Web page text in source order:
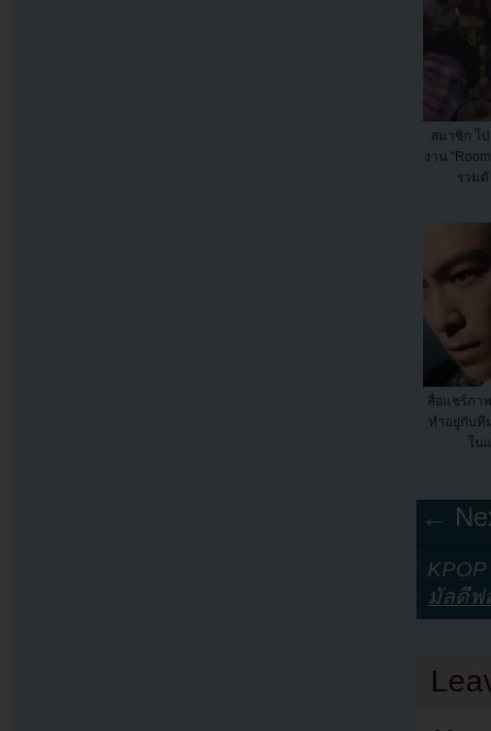
สมาชิก โ
งาน
รวม
สื่อแชร์ภา
ทำอยู่กับที
ใน
←
มัลดีฟ